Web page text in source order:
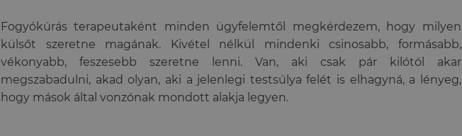
Fogyókúrás terapeutaként minden ügyfelemtől megkérdezem, hogy milyen
külsőt szeretne magának. Kivétel nélkül mindenki csinosabb, formásabb,
vékonyabb, feszesebb szeretne lenni. Van, aki csak pár kilótól akar
megszabadulni, akad olyan, aki a jelenlegi testsúlya felét is elhagyná, a lényeg,
hogy mások által vonzónak mondott alakja legyen.